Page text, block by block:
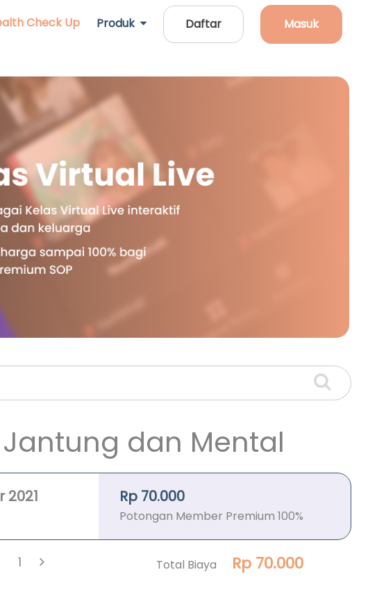
Check Up Produk Daftar Masuk
dan Mental
2021
Rp 70.000
Potongan Member Premium 100%
1 Total Biaya Rp 70.000